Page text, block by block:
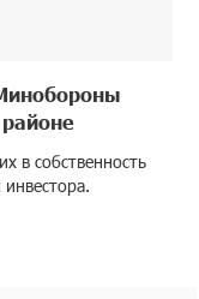
в собственность